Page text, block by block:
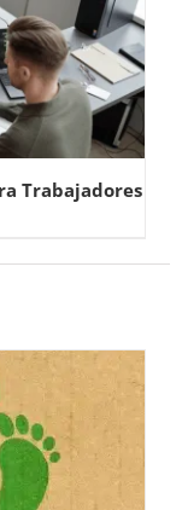
Trabajadores